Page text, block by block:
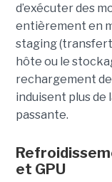
d’exécuter des
entièrement en
staging (transfert
hôte ou le
rechargement de
induisent plus de
passante.
et GPU